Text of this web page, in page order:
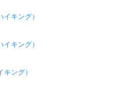
キング）
キング）
ング）